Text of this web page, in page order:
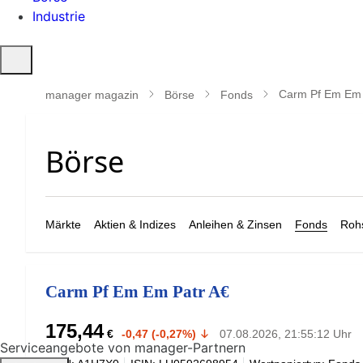
Industrie
öffnen
manager magazin Börse Fonds Carm Pf Em
Märkte Aktien & Indizes Anleihen & Zinsen Fonds
Carm Pf Em Em Patr A€
175,44 € -0,47 (-0,27%) 07.08.2026, 21:55:12 Uhr
Serviceangebote von manager-Partnern